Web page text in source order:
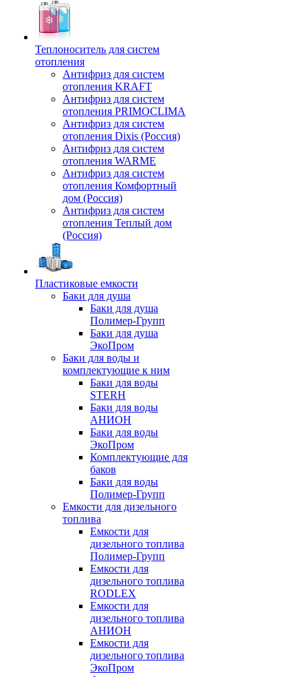
Теплоноситель для систем
отопления
Антифриз для систем
отопления KRAFT
Антифриз для систем
отопления PRIMOCLIMA
Антифриз для систем
отопления Dixis (Россия)
Антифриз для систем
отопления WARME
Антифриз для систем
отопления Комфортный
дом (Россия)
Антифриз для систем
отопления Теплый дом
(Россия)
Пластиковые емкости
Баки для душа
Баки для душа
Полимер-Групп
Баки для душа
ЭкоПром
Баки для воды и
комплектующие к ним
Баки для воды
STERH
Баки для воды
АНИОН
Баки для воды
ЭкоПром
Комплектующие для
баков
Баки для воды
Полимер-Групп
Емкости для дизельного
топлива
Емкости для
дизельного топлива
Полимер-Групп
Емкости для
дизельного топлива
RODLEX
Емкости для
дизельного топлива
АНИОН
Емкости для
дизельного топлива
ЭкоПром